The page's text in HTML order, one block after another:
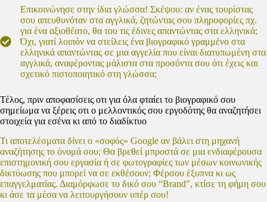
Επικοινώνησε στην ίδια γλώσσα! Σκέψου: αν ένας τουρίστας
σου απευθυνόταν στα αγγλικά, ζητώντας σου πληροφορίες πχ.
για ένα αξιοθέατο, θα του τις έδινες απαντώντας στα ελληνικά;
Όχι, γιατί λοιπόν να στείλεις ένα βιογραφικό γραμμένο στα
ελληνικά απαντώντας σε μια αγγελία που είναι διατυπωμένη στα
αγγλικά, αναφέροντας μάλιστα στα προσόντα σου ότι έχεις και
σχετικό πιστοποιητικό στη γλώσσα;
Τέλος, πριν αποφασίσεις οτι για όλα φταίει το βιογραφικό σου
σημείωμα να ξέρεις οτι ο μελλοντικός σου εργοδότης θα αναζητήσει
στοιχεία για εσένα κι από το διαδίκτυο
Τι αποτελέσματα δίνει ο «σοφός» Google αν βάλει στη μηχανή
αναζήτησης το όνομά σου; Θα βρεθεί μπροστά σε μια ενδιαφέρουσα
επιστημονική σου εργασία ή σε φωτογραφίες των μέσων κοινωνικής
δικτύωσης που μπορεί να σε εκθέσουν; Φέρσου έξυπνα κι ως
επαγγελματίας. Διαμόρφωσε το δικό σου “Brand”, κτίσε τη φήμη σου
κι άσε τα μέσα να λειτουργήσουν υπέρ σου!